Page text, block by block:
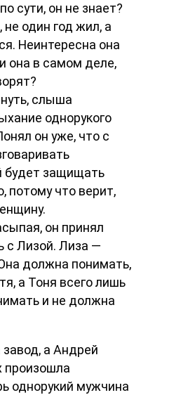
сути, он не знает?
один год жил, а
Неинтересна она
она в самом деле,
слыша
однорукого
он уже, что с
будет защищать
потому что верит,
он принял
с Лизой. Лиза —
должна понимать,
а Тоня всего лишь
и не должна
а Андрей
произошла
однорукий мужчина